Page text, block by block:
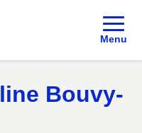
Menu
Bouvy-